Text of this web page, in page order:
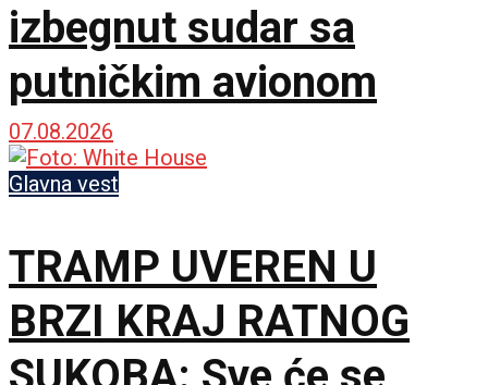
izbegnut sudar sa
putničkim avionom
07.08.2026
Glavna vest
TRAMP UVEREN U
BRZI KRAJ RATNOG